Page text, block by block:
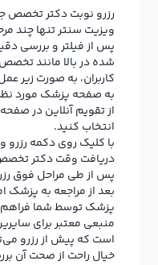
رزرو نوبت دکتر تخصص
ویزیت سنتر تنها چند
پس از فیلتر و بررسی
شده در بالا مانند
کاربران، به صورت زیر
به صفحه پزشک مورد
از تقویم آنلاین در
انتخاب کنید.
با کلیک روی دکمه رزرو
دریافت وقت دکتر
پس از طی مراحل فوق
بعد از مراجعه به پزشک
پزشک توسط شما فراهم
منبعی معتبر برای
است که پیش از رزرو
خیال راحت از صحت آن